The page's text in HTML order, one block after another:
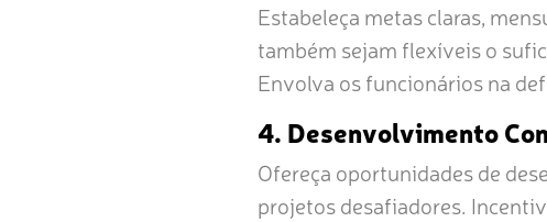
Estabeleça metas claras,
também sejam flexíveis o
Envolva os funcionários na
4. Desenvolvimento
Ofereça oportunidades de
projetos desafiadores.